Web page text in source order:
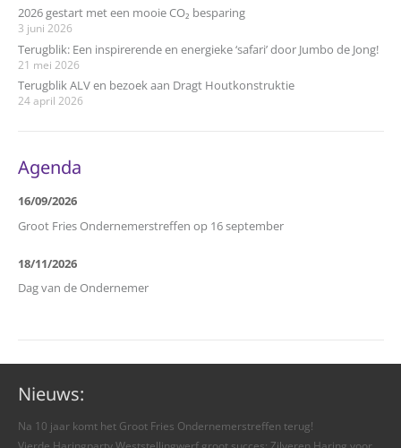
2026 gestart met een mooie CO₂ besparing
3 juni 2026
Terugblik: Een inspirerende en energieke ‘safari’ door Jumbo de Jong!
21 mei 2026
Terugblik ALV en bezoek aan Dragt Houtkonstruktie
24 april 2026
Agenda
16/09/2026
Groot Fries Ondernemerstreffen op 16 september
18/11/2026
Dag van de Ondernemer
Nieuws:
Na 10 jaar komt het Groot Fries Ondernemerstreffen terug!